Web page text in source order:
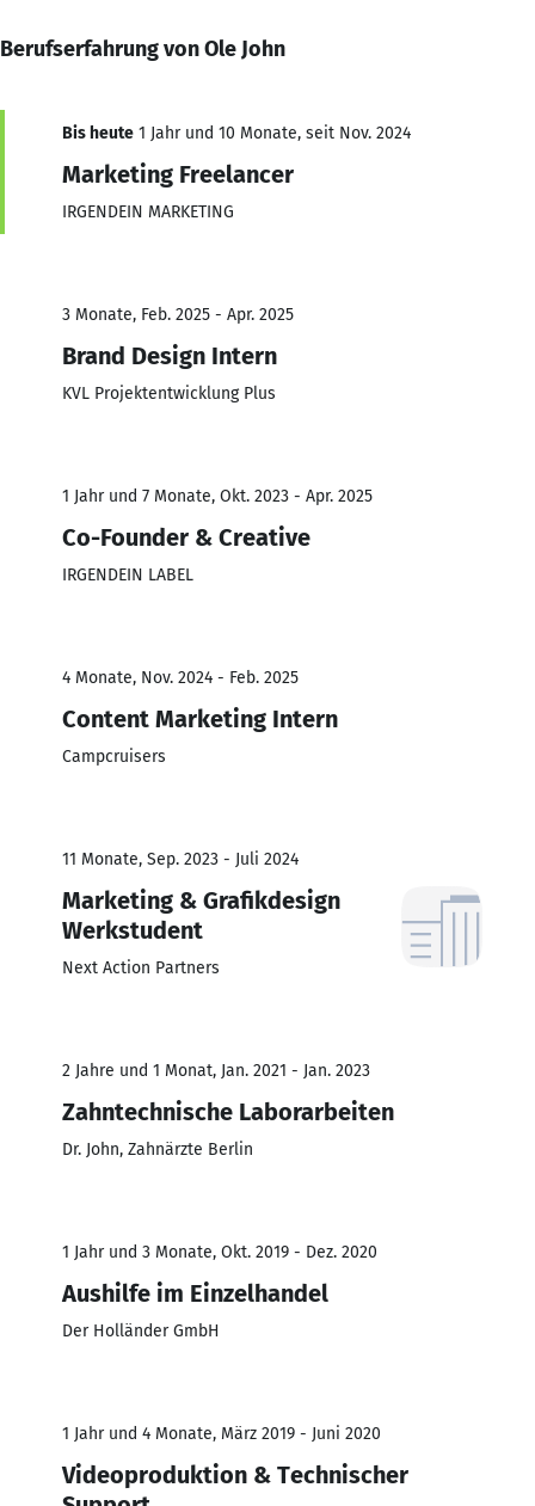
Berufserfahrung von Ole John
Bis heute 1 Jahr und 10 Monate, seit Nov. 2024
Marketing Freelancer
IRGENDEIN MARKETING
3 Monate, Feb. 2025 - Apr. 2025
Brand Design Intern
KVL Projektentwicklung Plus
1 Jahr und 7 Monate, Okt. 2023 - Apr. 2025
Co-Founder & Creative
IRGENDEIN LABEL
4 Monate, Nov. 2024 - Feb. 2025
Content Marketing Intern
Campcruisers
11 Monate, Sep. 2023 - Juli 2024
Marketing & Grafikdesign
Werkstudent
Next Action Partners
2 Jahre und 1 Monat, Jan. 2021 - Jan. 2023
Zahntechnische Laborarbeiten
Dr. John, Zahnärzte Berlin
1 Jahr und 3 Monate, Okt. 2019 - Dez. 2020
Aushilfe im Einzelhandel
Der Holländer GmbH
1 Jahr und 4 Monate, März 2019 - Juni 2020
Videoproduktion & Technischer